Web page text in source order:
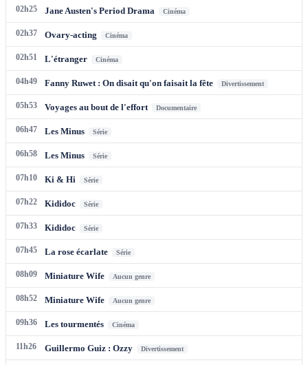
02h25 Jane Austen's Period Drama Cinéma
02h37 Ovary-acting Cinéma
02h51 L'étranger Cinéma
04h49 Fanny Ruwet : On disait qu'on faisait la fête Divertissement
05h53 Voyages au bout de l'effort Documentaire
06h47 Les Minus Série
06h58 Les Minus Série
07h10 Ki & Hi Série
07h22 Kididoc Série
07h33 Kididoc Série
07h45 La rose écarlate Série
08h09 Miniature Wife Aucun genre
08h52 Miniature Wife Aucun genre
09h36 Les tourmentés Cinéma
11h26 Guillermo Guiz : Ozzy Divertissement